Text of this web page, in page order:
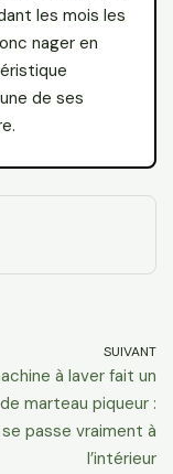
les mois les
nager en
de ses
SUIVANT
à laver fait un
marteau piqueur :
passe vraiment à
l’intérieur